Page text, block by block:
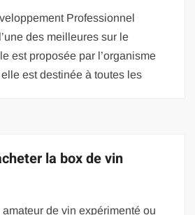
Professionnel
des meilleures sur le
est proposée par l’organisme
est destinée à toutes les
la box de vin
de vin expérimenté ou